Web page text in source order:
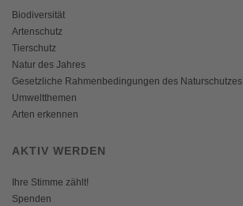
Biodiversität
Artenschutz
Tierschutz
Natur des Jahres
Gesetzliche Rahmenbedingungen des Naturschutzes
Umweltthemen
Arten erkennen
AKTIV WERDEN
Ihre Stimme zählt!
Spenden